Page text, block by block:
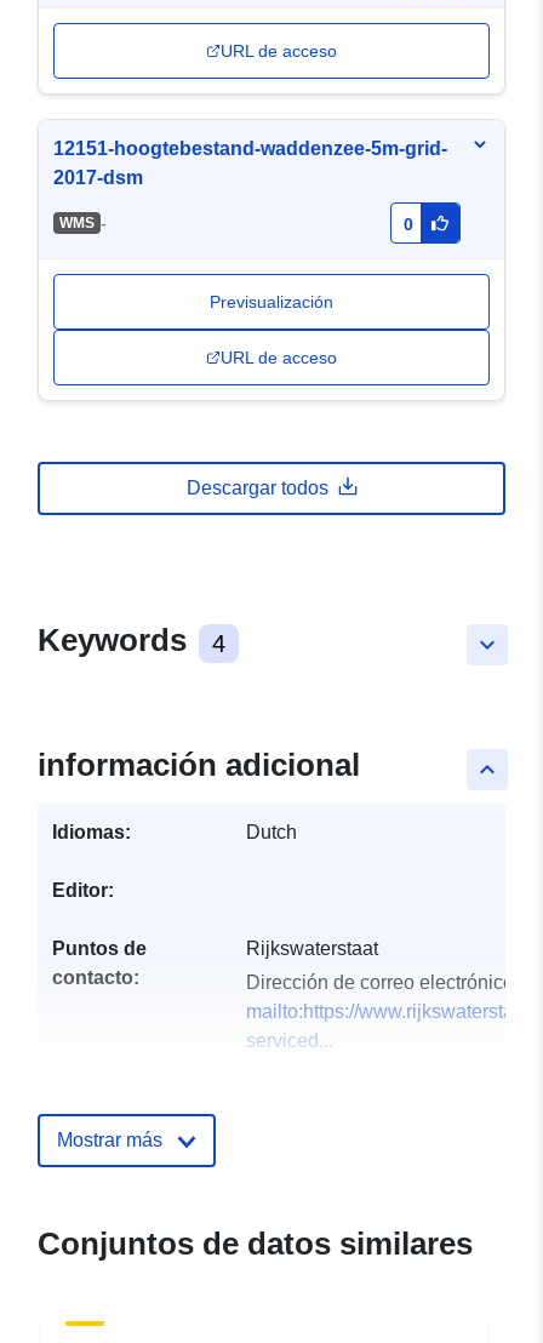
URL de acceso
12151-hoogtebestand-waddenzee-5m-grid-
2017-dsm
WMS - 0
Previsualización
URL de acceso
Descargar todos
keyboard_arrow_down
Keywords 4
keyboard_arrow_up
información adicional
Idiomas: Dutch
Editor:
Puntos de
contacto:
Rijkswaterstaat
Dirección de correo electrónico:
mailto:https://
serviced...
catálogo:
uriRef:
http://data.europa.eu/88u/dataset/
Mostrar más
Conjuntos de datos similares